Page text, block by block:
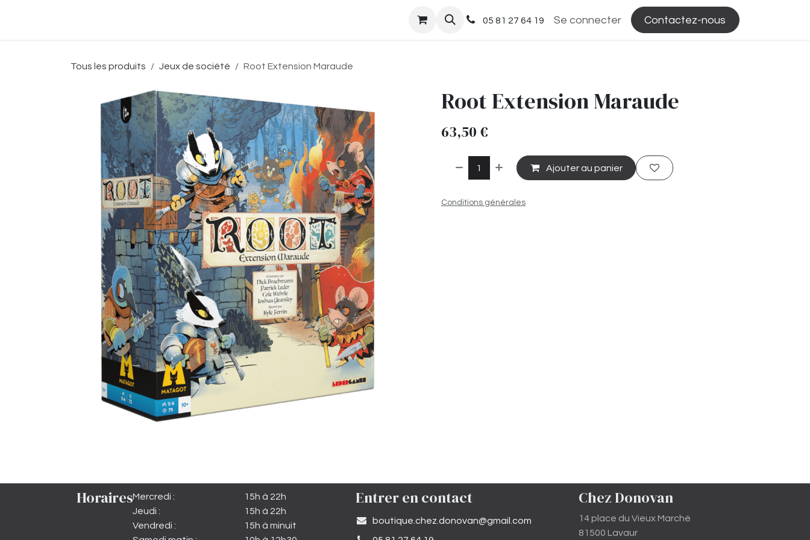
05 81 27 64 19 Se connecter Contactez-nous
Tous les produits Jeux de société Root Extension Maraude
Root Extension Maraude
63,50€
Ajouter au panier
Conditions générales
HorairesMercredi :
Jeudi :
Vendredi :
15h à 22h
15h à 22h
15h à minuit
Entrer en contact
​boutique.chez.donovan@gmail.com​
Chez Donovan
14 place du Vieux Marché
81500 Lavaur